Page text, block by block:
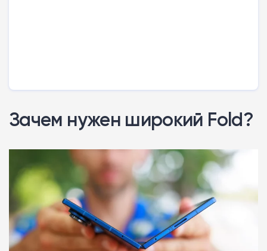
Зачем нужен широкий Fold?